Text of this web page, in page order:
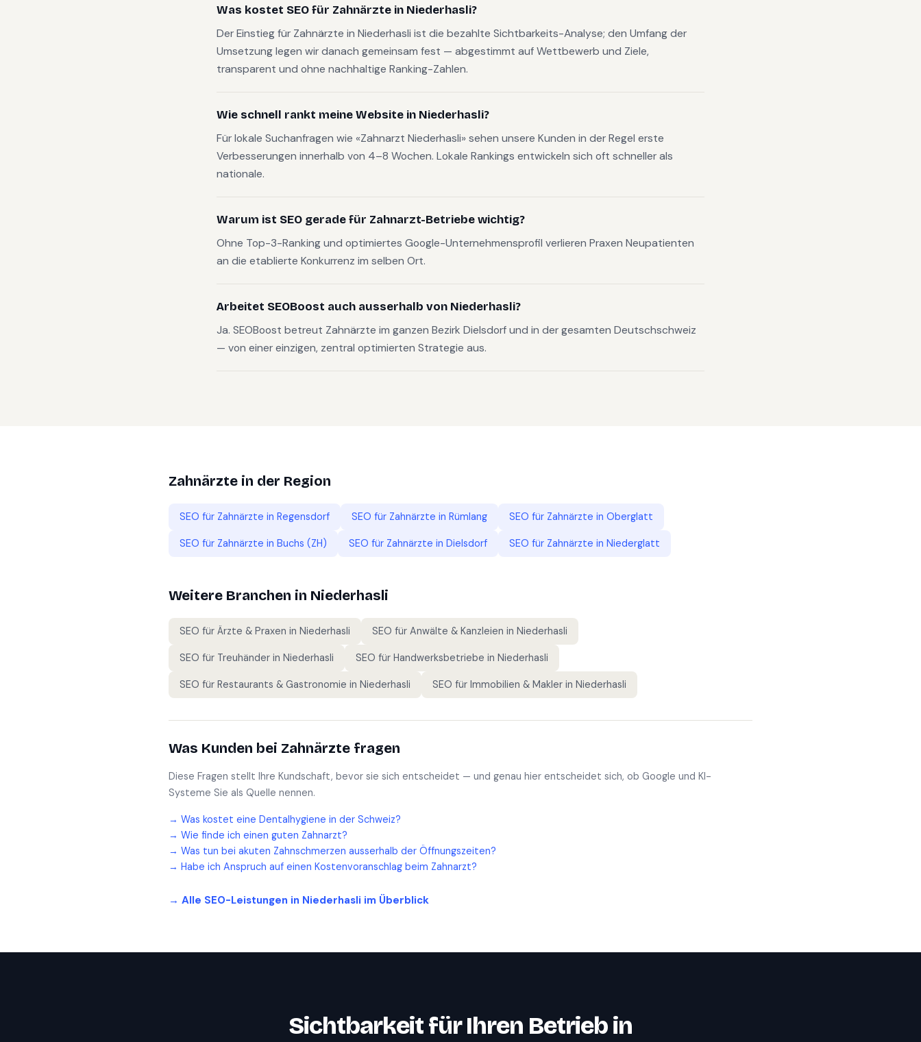
Was kostet SEO für Zahnärzte in Niederhasli?
Der Einstieg für Zahnärzte in Niederhasli ist die bezahlte Sichtbarkeits-Analyse; den Umfang der
Umsetzung legen wir danach gemeinsam fest — abgestimmt auf Wettbewerb und Ziele,
transparent und ohne nachhaltige Ranking-Zahlen.
Wie schnell rankt meine Website in Niederhasli?
Für lokale Suchanfragen wie «Zahnarzt Niederhasli» sehen unsere Kunden in der Regel erste
Verbesserungen innerhalb von 4–8 Wochen. Lokale Rankings entwickeln sich oft schneller als
nationale.
Warum ist SEO gerade für Zahnarzt-Betriebe wichtig?
Ohne Top-3-Ranking und optimiertes Google-Unternehmensprofil verlieren Praxen Neupatienten
an die etablierte Konkurrenz im selben Ort.
Arbeitet SEOBoost auch ausserhalb von Niederhasli?
Ja. SEOBoost betreut Zahnärzte im ganzen Bezirk Dielsdorf und in der gesamten Deutschschweiz
— von einer einzigen, zentral optimierten Strategie aus.
Zahnärzte in der Region
SEO für Zahnärzte in Regensdorf SEO für Zahnärzte in Rümlang SEO für Zahnärzte in Oberglatt
SEO für Zahnärzte in Buchs (ZH) SEO für Zahnärzte in Dielsdorf SEO für Zahnärzte in Niederglatt
Weitere Branchen in Niederhasli
SEO für Ärzte & Praxen in Niederhasli SEO für Anwälte & Kanzleien in Niederhasli
SEO für Treuhänder in Niederhasli SEO für Handwerksbetriebe in Niederhasli
SEO für Restaurants & Gastronomie in Niederhasli SEO für Immobilien & Makler in Niederhasli
Was Kunden bei Zahnärzte fragen
Diese Fragen stellt Ihre Kundschaft, bevor sie sich entscheidet — und genau hier entscheidet sich, ob Google und KI-
Systeme Sie als Quelle nennen.
→ Was kostet eine Dentalhygiene in der Schweiz?
→ Wie finde ich einen guten Zahnarzt?
→ Was tun bei akuten Zahnschmerzen ausserhalb der Öffnungszeiten?
→ Habe ich Anspruch auf einen Kostenvoranschlag beim Zahnarzt?
→ Alle SEO-Leistungen in Niederhasli im Überblick
Sichtbarkeit für Ihren Betrieb in